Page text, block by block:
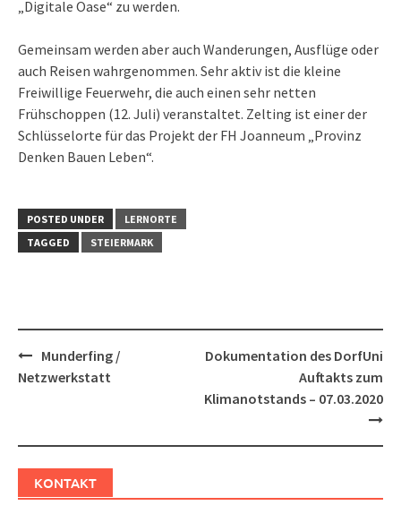
„Digitale Oase“ zu werden.
Gemeinsam werden aber auch Wanderungen, Ausflüge oder
auch Reisen wahrgenommen. Sehr aktiv ist die kleine
Freiwillige Feuerwehr, die auch einen sehr netten
Frühschoppen (12. Juli) veranstaltet. Zelting ist einer der
Schlüsselorte für das Projekt der FH Joanneum „Provinz
Denken Bauen Leben“.
POSTED UNDER
LERNORTE
TAGGED
STEIERMARK
Post
navigation
Munderfing /
Netzwerkstatt
Dokumentation des DorfUni
Auftakts zum
Klimanotstands – 07.03.2020
KONTAKT